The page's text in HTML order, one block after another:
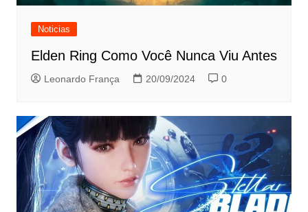
Noticias
Elden Ring Como Você Nunca Viu Antes
Leonardo França 20/09/2024 0